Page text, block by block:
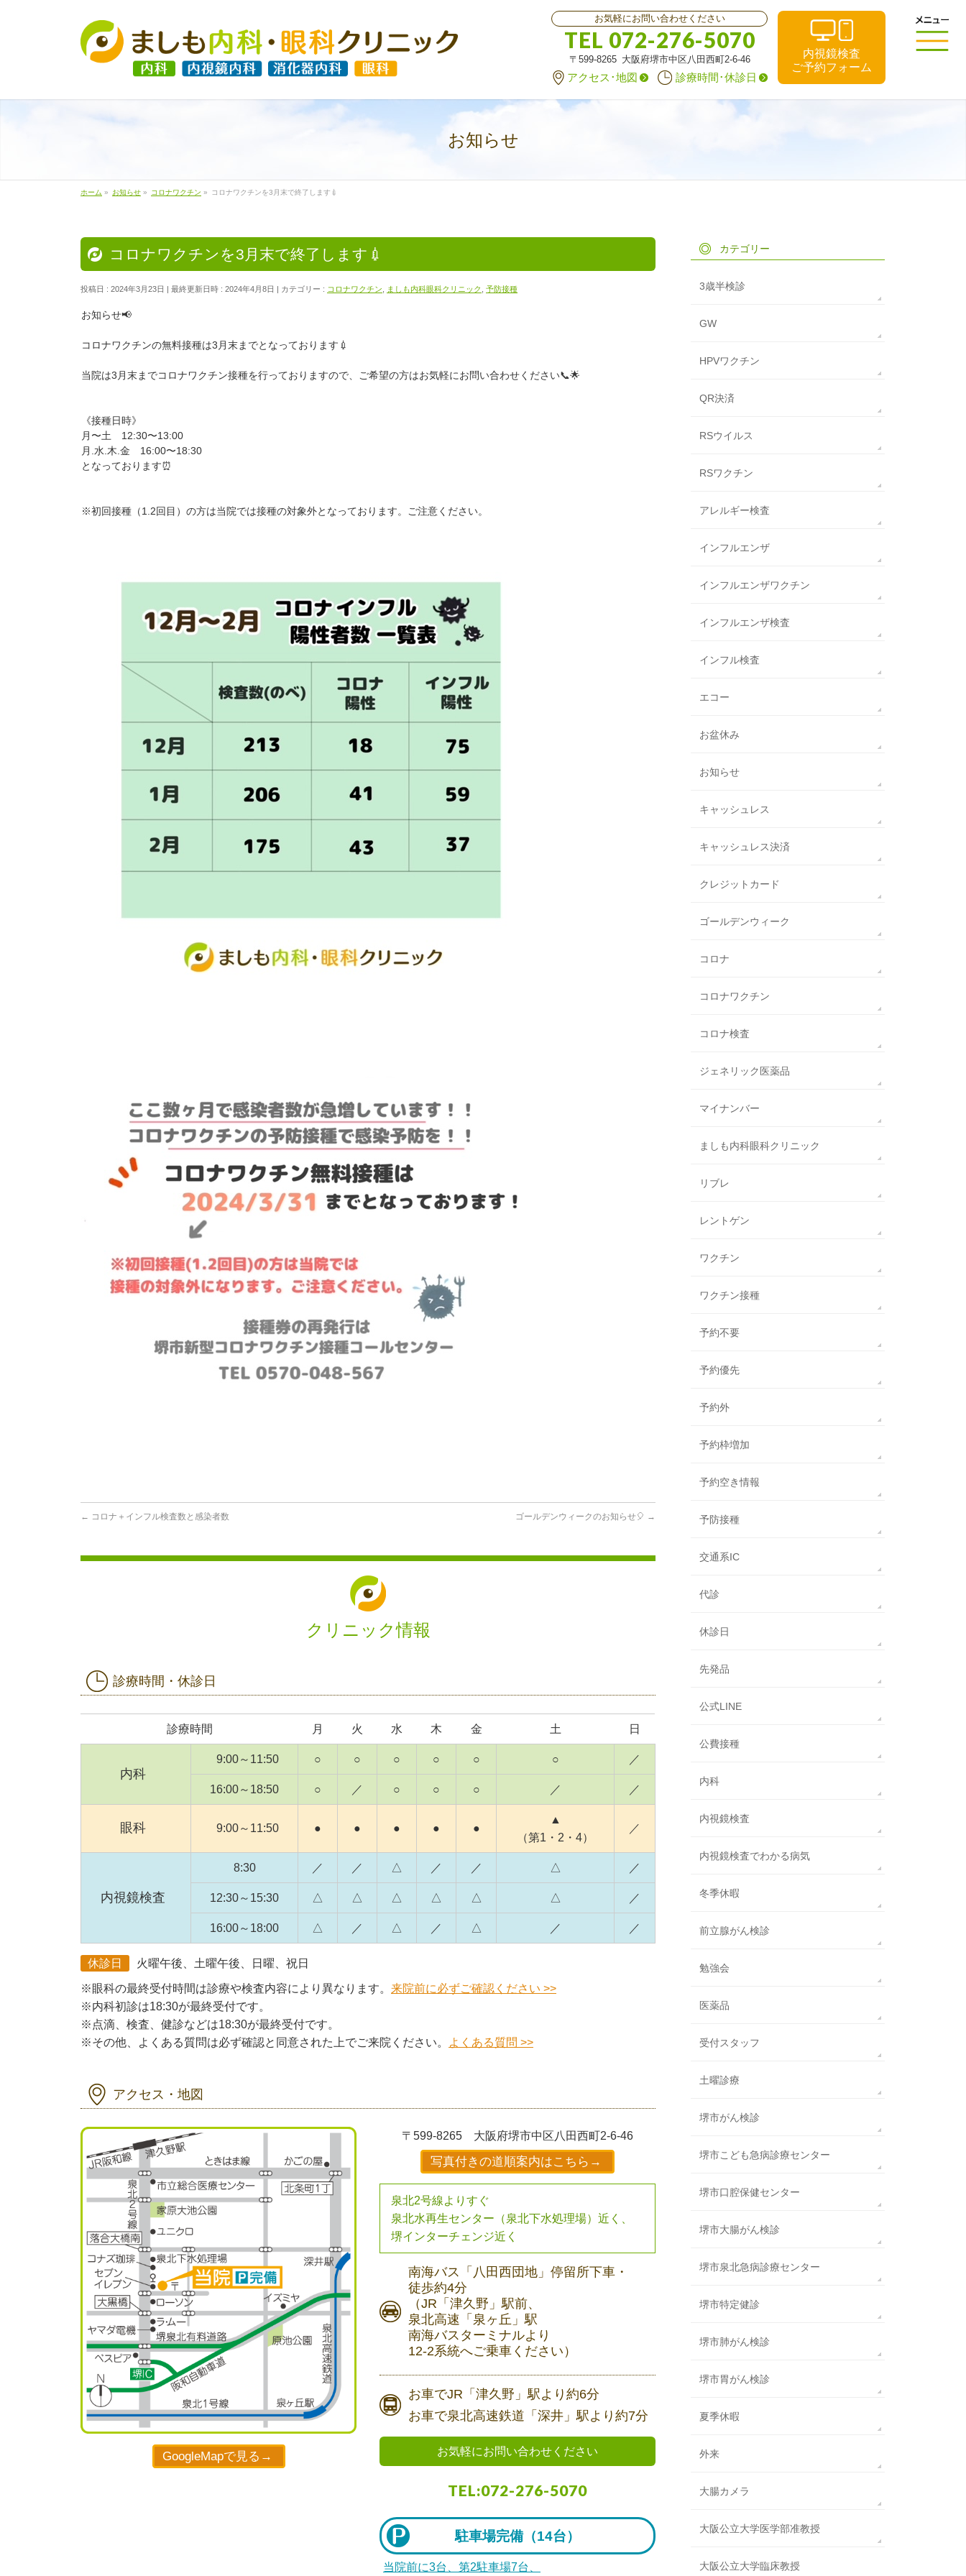
お気軽にお問い合わせください
TEL 072-276-5070
〒599-8265 大阪府堺市中区八田西町2-6-46
アクセス･地図 診療時間･休診日
内視鏡検査
ご予約フォーム
お知らせ
ホーム » お知らせ » コロナワクチン » コロナワクチンを3月末で終了します💉
コロナワクチンを3月末で終了します💉
投稿日 : 2024年3月23日 最終更新日時 : 2024年4月8日 カテゴリー : コロナワクチン ましも内科眼科クリニック 予防接種
お知らせ📢
コロナワクチンの無料接種は3月末までとなっております💉
当院は3月末までコロナワクチン接種を行っておりますので、ご希望の方はお気軽にお問い合わせください📞🌟
《接種日時》
月〜土 12:30〜13:00
月.水.木.金 16:00〜18:30
となっております⏰
※初回接種（1.2回目）の方は当院では接種の対象外となっております。ご注意ください。
← コロナ＋インフル検査数と感染者数 ゴールデンウィークのお知らせ🎈 →
クリニック情報
診療時間・休診日
診療時間 月 火 水 木 金 土 日
内科
9:00～11:50 ○ ○ ○ ○ ○ ○ ／
16:00～18:50 ○ ／ ○ ○ ○ ／ ／
眼科 9:00～11:50 ● ● ● ● ●
▲
（第1・2・4）
／
内視鏡検査
8:30 ／ ／ △ ／ ／ △ ／
12:30～15:30 △ △ △ △ △ △ ／
16:00～18:00 △ ／ △ ／ △ ／ ／
休診日 火曜午後、土曜午後、日曜、祝日
※眼科の最終受付時間は診療や検査内容により異なります。 来院前に必ずご確認ください >>
※内科初診は18:30が最終受付です。
※点滴、検査、健診などは18:30が最終受付です。
※その他、よくある質問は必ず確認と同意された上でご来院ください。
よくある質問 >>
アクセス・地図
GoogleMapで見る→
〒599-8265 大阪府堺市中区八田西町2-6-46
写真付きの道順案内はこちら→
泉北2号線よりすぐ
泉北水再生センター（泉北下水処理場）近く、
堺インターチェンジ近く
南海バス 「八田西団地」停留所下車・
徒歩約4分
（JR「津久野」駅前、
泉北高速「泉ヶ丘」駅
南海バスターミナルより
12-2系統へご乗車ください）
お車でJR「津久野」駅より 約6分
お車で泉北高速鉄道「深井」駅より 約7分
お気軽にお問い合わせください
TEL:072-276-5070
駐車場完備（14台）
当院前に3台、第2駐車場7台、
カテゴリー
3歳半検診
GW
HPVワクチン
QR決済
RSウイルス
RSワクチン
アレルギー検査
インフルエンザ
インフルエンザワクチン
インフルエンザ検査
インフル検査
エコー
お盆休み
お知らせ
キャッシュレス
キャッシュレス決済
クレジットカード
ゴールデンウィーク
コロナ
コロナワクチン
コロナ検査
ジェネリック医薬品
マイナンバー
ましも内科眼科クリニック
リブレ
レントゲン
ワクチン
ワクチン接種
予約不要
予約優先
予約外
予約枠増加
予約空き情報
予防接種
交通系IC
代診
休診日
先発品
公式LINE
公費接種
内科
内視鏡検査
内視鏡検査でわかる病気
冬季休暇
前立腺がん検診
勉強会
医薬品
受付スタッフ
土曜診療
堺市がん検診
堺市こども急病診療センター
堺市口腔保健センター
堺市大腸がん検診
堺市泉北急病診療センター
堺市特定健診
堺市肺がん検診
堺市胃がん検診
夏季休暇
外来
大腸カメラ
大阪公立大学医学部准教授
大阪公立大学臨床教授